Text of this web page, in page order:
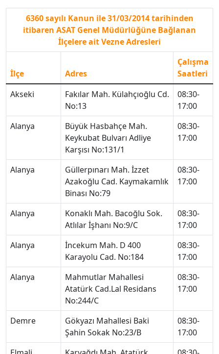
6360 sayılı Kanun ile 31/03/2014 tarihinden
itibaren ASAT Genel Müdürlüğüne Bağlanan
İlçelere ait Vezne Adresleri
İlçe Adres
Çalışma
Saatleri
Akseki̇
Fakılar Mah. Külahçıoğlu Cd.
No:13
08:30-
17:00
Alanya
Büyük Hasbahçe Mah.
Keykubat Bulvarı Adliye
Karşısı No:131/1
08:30-
17:00
Alanya
Güllerpınarı Mah. İzzet
Azakoğlu Cad. Kaymakamlık
Binası No:79
08:30-
17:00
Alanya
Konaklı Mah. Bacoğlu Sok.
Atlılar İşhanı No:9/C
08:30-
17:00
Alanya
İncekum Mah. D 400
Karayolu Cad. No:184
08:30-
17:00
Alanya
Mahmutlar Mahallesi
Atatürk Cad.Lal Residans
No:244/C
08:30-
17:00
Demre
Gökyazı Mahallesi Baki
Şahin Sokak No:23/B
08:30-
17:00